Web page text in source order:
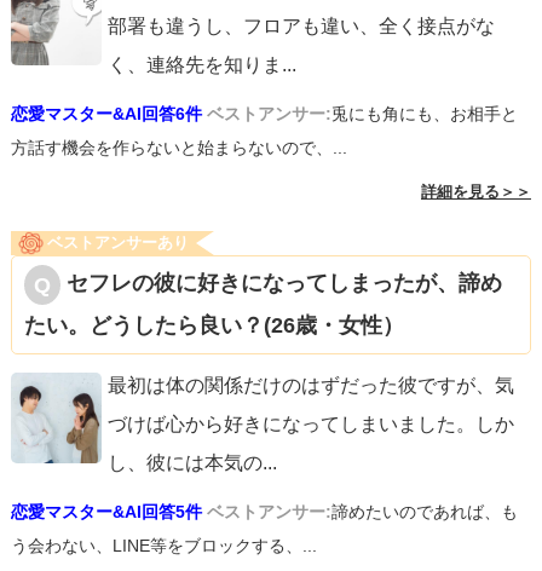
部署も違うし、フロアも違い、全く接点がな
く、連絡先を知りま ...
恋愛マスター&AI回答6件 ベストアンサー:兎にも角にも、お相手と
方話す機会を作らないと始まらないので、...
詳細を見る＞＞
ベストアンサーあり
セフレの彼に好きになってしまったが、諦め
たい。どうしたら良い？(26歳・女性）
最初は体の関係だけのはずだった彼ですが、気
づけば心から好きになってしまいました。しか
し、彼には本気の...
恋愛マスター&AI回答5件 ベストアンサー:諦めたいのであれば、も
う会わない、LINE等をブロックする、...